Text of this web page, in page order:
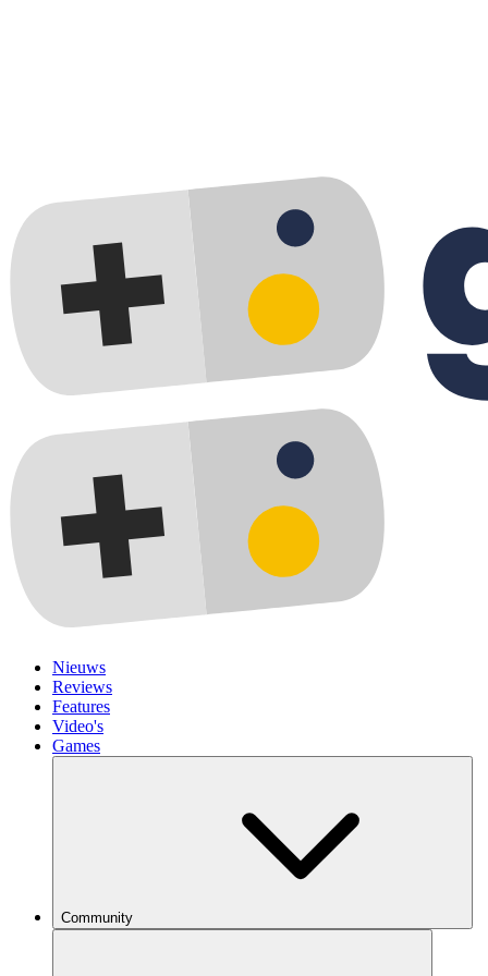
Nieuws
Reviews
Features
Video's
Games
Community